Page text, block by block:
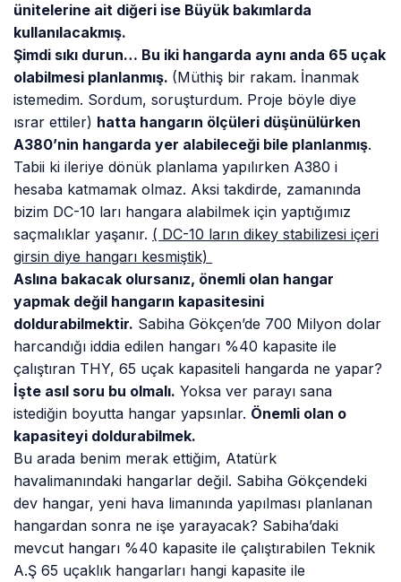
ünitelerine ait diğeri ise Büyük bakımlarda
kullanılacakmış.
Şimdi sıkı durun… Bu iki hangarda aynı anda 65 uçak
olabilmesi planlanmış. (Müthiş bir rakam. İnanmak
istemedim. Sordum, soruşturdum. Proje böyle diye
ısrar ettiler) hatta hangarın ölçüleri düşünülürken
A380’nin hangarda yer alabileceği bile planlanmış.
Tabii ki ileriye dönük planlama yapılırken A380 i
hesaba katmamak olmaz. Aksi takdirde, zamanında
bizim DC-10 ları hangara alabilmek için yaptığımız
saçmalıklar yaşanır. ( DC-10 ların dikey stabilizesi içeri
girsin diye hangarı kesmiştik)
Aslına bakacak olursanız, önemli olan hangar
yapmak değil hangarın kapasitesini
doldurabilmektir. Sabiha Gökçen’de 700 Milyon dolar
harcandığı iddia edilen hangarı %40 kapasite ile
çalıştıran THY, 65 uçak kapasiteli hangarda ne yapar?
İşte asıl soru bu olmalı. Yoksa ver parayı sana
istediğin boyutta hangar yapsınlar. Önemli olan o
kapasiteyi doldurabilmek.
Bu arada benim merak ettiğim, Atatürk
havalimanındaki hangarlar değil. Sabiha Gökçendeki
dev hangar, yeni hava limanında yapılması planlanan
hangardan sonra ne işe yarayacak? Sabiha’daki
mevcut hangarı %40 kapasite ile çalıştırabilen Teknik
A.Ş 65 uçaklık hangarları hangi kapasite ile